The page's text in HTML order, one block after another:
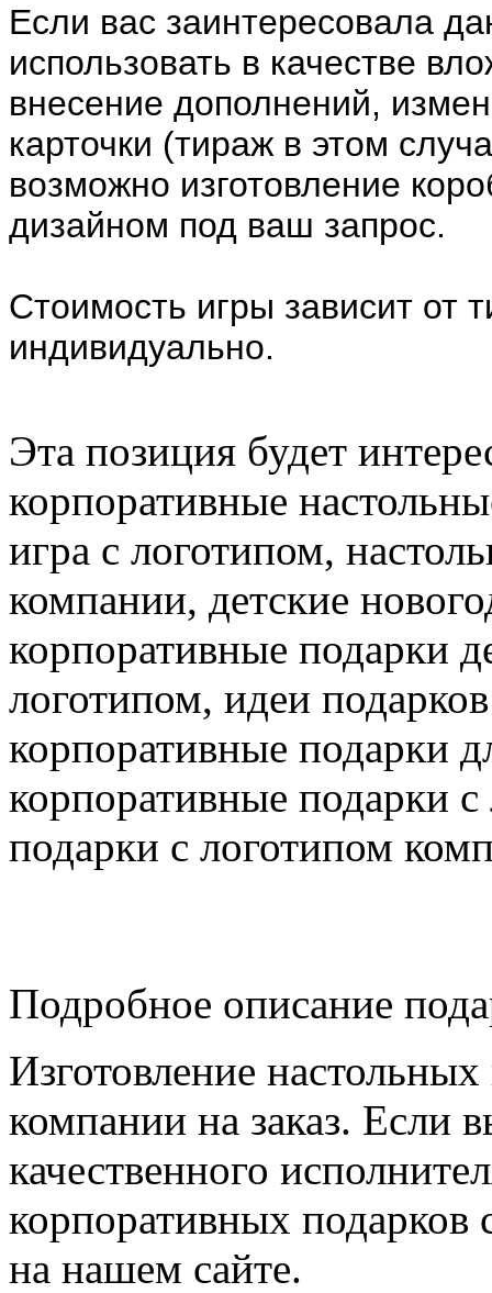
Если вас заинтересовала
использовать в качестве
внесение дополнений,
карточки (тираж в этом
возможно изготовление
дизайном под ваш запрос.
Стоимость игры зависит от
индивидуально.
Эта позиция будет
корпоративные
игра с логотипом,
компании, детские
корпоративные подарки
логотипом, идеи
корпоративные подарки
корпоративные подарки
подарки с логотипом
Подробное описание
Изготовление
компании на заказ. Если
качественного
корпоративных подарков
на нашем сайте.